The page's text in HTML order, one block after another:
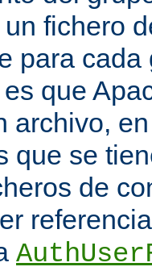
fichero
para
que
archivo,
que se
de